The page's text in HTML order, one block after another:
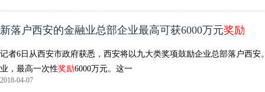
新落户西安的金融业总部企业最高可获6000万元奖励
记者6日从西安市政府获悉，西安将以九大类奖项鼓励企业总部落户西
业，最高一次性奖励6000万元。这一
2018-04-07